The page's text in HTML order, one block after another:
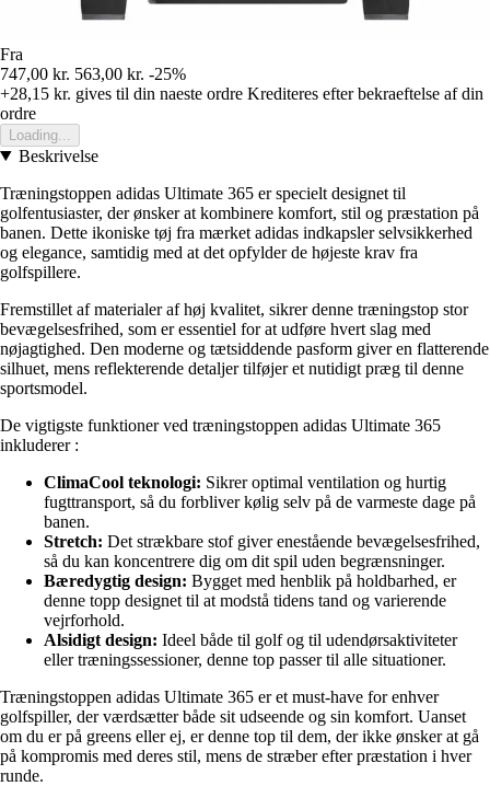
Fra
747,00 kr. 563,00 kr. -25%
+28,15 kr. gives til din naeste ordre Krediteres efter bekraeftelse af din
ordre
Loading...
Beskrivelse
Træningstoppen adidas Ultimate 365 er specielt designet til
golfentusiaster, der ønsker at kombinere komfort, stil og præstation på
banen. Dette ikoniske tøj fra mærket adidas indkapsler selvsikkerhed
og elegance, samtidig med at det opfylder de højeste krav fra
golfspillere.
Fremstillet af materialer af høj kvalitet, sikrer denne træningstop stor
bevægelsesfrihed, som er essentiel for at udføre hvert slag med
nøjagtighed. Den moderne og tætsiddende pasform giver en flatterende
silhuet, mens reflekterende detaljer tilføjer et nutidigt præg til denne
sportsmodel.
De vigtigste funktioner ved træningstoppen adidas Ultimate 365
inkluderer :
ClimaCool teknologi: Sikrer optimal ventilation og hurtig
fugttransport, så du forbliver kølig selv på de varmeste dage på
banen.
Stretch: Det strækbare stof giver enestående bevægelsesfrihed,
så du kan koncentrere dig om dit spil uden begrænsninger.
Bæredygtig design: Bygget med henblik på holdbarhed, er
denne topp designet til at modstå tidens tand og varierende
vejrforhold.
Alsidigt design: Ideel både til golf og til udendørsaktiviteter
eller træningssessioner, denne top passer til alle situationer.
Træningstoppen adidas Ultimate 365 er et must-have for enhver
golfspiller, der værdsætter både sit udseende og sin komfort. Uanset
om du er på greens eller ej, er denne top til dem, der ikke ønsker at gå
på kompromis med deres stil, mens de stræber efter præstation i hver
runde.